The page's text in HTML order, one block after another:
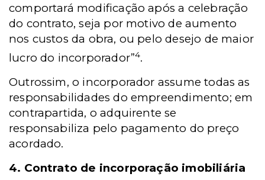
comportará modificação após a celebração
do contrato, seja por motivo de aumento
nos custos da obra, ou pelo desejo de maior
lucro do incorporador”4.
Outrossim, o incorporador assume todas as
responsabilidades do empreendimento; em
contrapartida, o adquirente se
responsabiliza pelo pagamento do preço
acordado.
4. Contrato de incorporação imobiliária